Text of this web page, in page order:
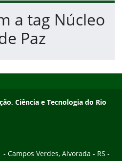
a tag Núcleo
Paz
Ciência e Tecnologia do Rio
Campos Verdes, Alvorada - RS -